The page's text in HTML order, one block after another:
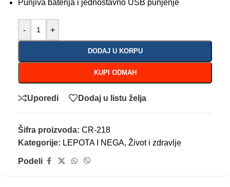
Punjiva baterija i jednostavno USB punjenje
- +
DODAJ U KORPU
KUPI ODMAH
Uporedi Dodaj u listu želja
Šifra proizvoda: CR-218
Kategorije: LEPOTA I NEGA, Život i zdravlje
Podeli